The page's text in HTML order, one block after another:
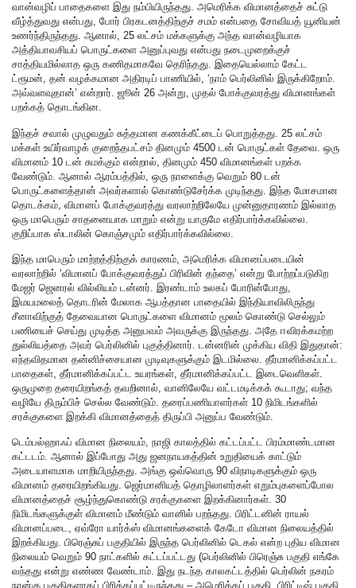
வான்வழிப் பாதைகளை இது நம்பியிருந்தது. அமெரிக்க விமானத்தைச் சுட்டு
வீழ்த்துவது என்பது, போர் பிரகடனத்திற்குச் சமம் என்பதை சோவியத் யூனியன்
உணர்ந்திருந்தது. ஆனால், 25 லட்சம் மக்களுக்கு அந்த வான்வழியாக
அத்தியாவசியப் பொருட்களை அனுப்புவது என்பது நடைமுறைக்குச்
சாத்தியமில்லாத ஒரு கணிதமாகவே தெரிந்தது. இதையெல்லாம் கேட்ட
ட்ரூமன், தன் வழக்கமான அதிரடிப் பாணியில், ‘நாம் பெர்லினில் இருக்கிறோம்.
அவ்வளவுதான்’ என்றார். ஜூன் 26 அன்று, முதல் போக்குவரத்து விமானங்கள்
பறக்கத் தொடங்கின.
இந்தச் சவால் முழுவதும் சுத்தமான கணக்கீட்டைப் பொறுத்தது. 25 லட்சம்
மக்கள் உயிர்வாழக் குறைந்தபட்சம் தினமும் 4500 டன் பொருட்கள் தேவை. ஒரு
விமானம் 10 டன் சுமக்கும் என்றால், தினமும் 450 விமானங்கள் பறக்க
வேண்டும். ஆனால் ஆரம்பத்தில், ஒரு நாளைக்கு வெறும் 80 டன்
பொருட்களைத்தான் அவர்களால் கொண்டுசேர்க்க முடிந்தது. இந்த மோசமான
தொடக்கம், விமானப் போக்குவரத்து வரலாற்றிலேயே முன்னுதாரணம் இல்லாத
ஒரு மாபெரும் சாதனையாக மாறும் என்று யாருமே எதிர்பார்க்கவில்லை.
குறிப்பாக ஸ்டாலின் கொஞ்சமும் எதிர்பார்க்கவில்லை.
இந்த மாபெரும் மாற்றத்திற்குக் காரணம், அமெரிக்க விமானப்படையின்
வரலாற்றில் ‘விமானப் போக்குவரத்துப் பிரிவின் தந்தை’ என்று போற்றப்படுகிற
மேஜர் ஜெனரல் வில்லியம் டன்னர். இரண்டாம் உலகப் போரின்போது,
இமயமலைத் தொடரின் மேலாக ஆபத்தான பாதையில் இந்தியாவிலிருந்து
சீனாவிற்குத் தேவையான பொருட்களை விமானம் மூலம் கொண்டு செல்லும்
பணியைச் செய்து முடித்த அனுபவம் அவருக்கு இருந்தது. அதே ஈவிரக்கமற்ற
துல்லியத்தை அவர் பெர்லினில் புகுத்தினார். டன்னரின் முக்கிய விதி இதுதான்:
எந்தவிதமான தன்னிச்சையான முடிவுகளுக்கும் இடமில்லை. தீர்மானிக்கப்பட்ட
பாதைகள், தீர்மானிக்கப்பட்ட உயரங்கள், தீர்மானிக்கப்பட்ட இடைவெளிகள்.
ஒருமுறை தரையிறங்கத் தவறினால், வானிலேயே வட்டமடிக்கக் கூடாது; வந்த
வழியே திரும்பிச் செல்ல வேண்டும். தரைப்பணியாளர்கள் 10 நிமிடங்களில்
சரக்குகளை இறக்கி விமானத்தைத் திருப்பி அனுப்ப வேண்டும்.
டெம்பல்ஹாஃப் விமான நிலையம், நாஜி காலத்தில் கட்டப்பட்ட பிரம்மாண்டமான
கட்டடம். ஆனால் இப்போது அது ஜனநாயகத்தின் உறுதியைக் காட்டும்
அடையாளமாக மாறியிருந்தது. அங்கு ஒவ்வொரு 90 விநாடிகளுக்கும் ஒரு
விமானம் தரையிறங்கியது. ஜெர்மானியத் தொழிலாளர்கள் எறும்புகளைப்போல
விமானத்தைச் சூழ்ந்துகொண்டு சரக்குகளை இறக்கினார்கள். 30
நிமிடங்களுக்குள் விமானம் மீண்டும் வானில் பறந்தது. பிரிட்டனின் ராயல்
விமானப்படை, ஏவ்ரோ யார்க்ஸ் விமானங்களைக் கேடோ விமான நிலையத்தில்
இறக்கியது. பிரெஞ்சுப் பகுதியில் இருந்த பெர்லினில் டெகல் என்ற புதிய விமான
நிலையம் வெறும் 90 நாட்களில் கட்டப்பட்டது (பெர்லினில் பிரெஞ்சு பகுதி எங்கே
வந்தது என்று எண்ண வேண்டாம். இது நடந்த காலகட்டத்தில் பெர்லின் நகரம்
நான்கு பகுதிகளாகப் பிரிக்கப்பட்டிருந்தது – அமெரிக்கப் பகுதி, பிரிட்டிஷ் பகுதி,